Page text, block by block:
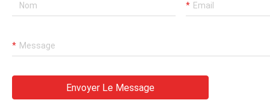
Envoyer Le Message